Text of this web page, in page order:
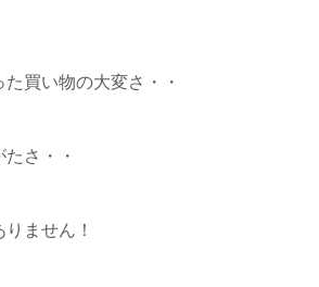
買い物の大変さ・・
さ・・
ません！